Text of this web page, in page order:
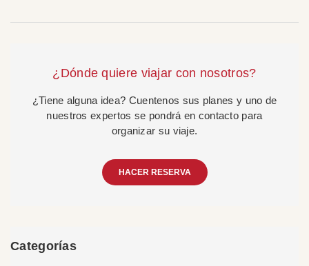
¿Dónde quiere viajar con nosotros?
¿Tiene alguna idea? Cuentenos sus planes y uno de
nuestros expertos se pondrá en contacto para
organizar su viaje.
HACER RESERVA
Categorías